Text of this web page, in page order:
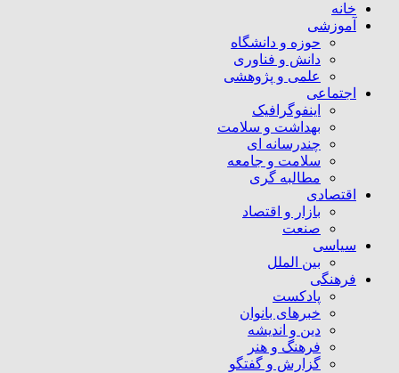
خانه
آموزشی
حوزه و دانشگاه
دانش و فناوری
علمی و پژوهشی
اجتماعی
اینفوگرافیک
بهداشت و سلامت
چندرسانه ای
سلامت و جامعه
مطالبه گری
اقتصادی
بازار و اقتصاد
صنعت
سیاسی
بین الملل
فرهنگی
پادکست
خبرهای بانوان
دین و اندیشه
فرهنگ و هنر
گزارش و گفتگو